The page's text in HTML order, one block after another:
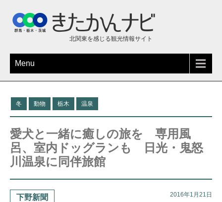
北関東を感じる観光情報サイト
Menu
冬 動物 栃木 温泉
愛犬と一緒に癒しの旅を 専用風
呂、室内ドッグランも 日光・鬼怒
川温泉に同伴旅館
下野新聞 2016年1月21日